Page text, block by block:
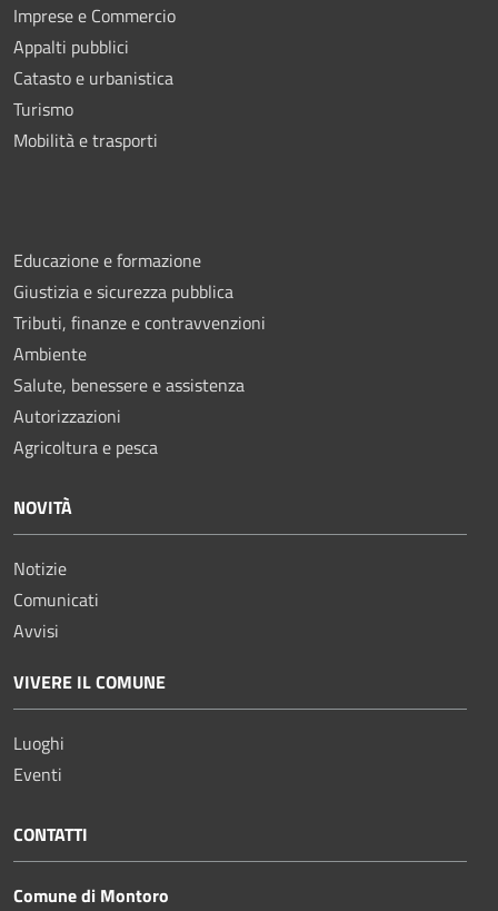
Imprese e Commercio
Appalti pubblici
Catasto e urbanistica
Turismo
Mobilità e trasporti
Educazione e formazione
Giustizia e sicurezza pubblica
Tributi, finanze e contravvenzioni
Ambiente
Salute, benessere e assistenza
Autorizzazioni
Agricoltura e pesca
NOVITÀ
Notizie
Comunicati
Avvisi
VIVERE IL COMUNE
Luoghi
Eventi
CONTATTI
Comune di Montoro